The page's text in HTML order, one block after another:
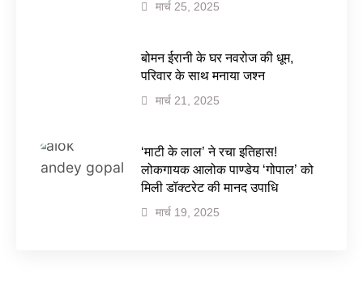
मार्च 25, 2025
बोमन ईरानी के घर नवरोज की धूम,
परिवार के साथ मनाया जश्न
मार्च 21, 2025
‘माटी के लाल’ ने रचा इतिहास!
लोकगायक आलोक पाण्डेय ‘गोपाल’ को
मिली डॉक्टरेट की मानद उपाधि
मार्च 19, 2025